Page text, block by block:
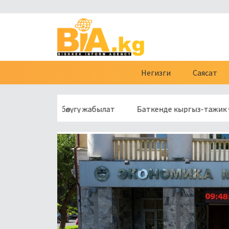
Негизги Саясат
бир бөлүгү жабылат Баткенде кыргыз-тажик чек